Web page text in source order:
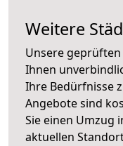
Weitere
Unsere
Ihnen
Ihre Bedürfnisse
Angebote sind
Sie einen Umzug
aktuellen